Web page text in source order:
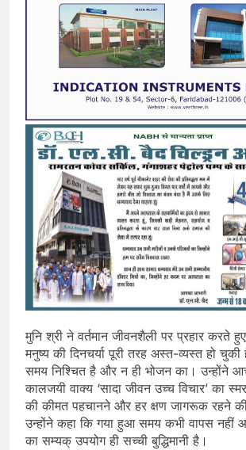
मुनि श्री ने वर्तमान जीवनशैली पर प्रहार करते
मनुष्य की दिनचर्या पूरी तरह अस्त-व्यस्त हो
समय निश्चित है और न ही भोजन का। उन्होंने
कालजयी वाक्य ‘सादा जीवन उच्च विचार’ का
की कीमत पहचानने और हर क्षण जागरूक रहने की
उन्होंने कहा कि गया हुआ समय कभी वापस नहीं
का सम्यक् उपयोग ही सच्ची बुद्धिमानी है।